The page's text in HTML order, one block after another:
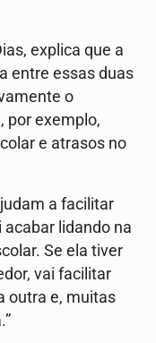
explica que a
entre essas duas
o
por exemplo,
e atrasos no
a facilitar
lidando na
Se ela tiver
vai facilitar
outra e, muitas